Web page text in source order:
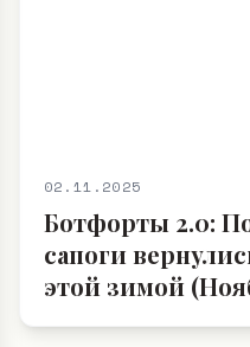
02.11.2025
Ботфорты 2.0:
сапоги
этой зимой